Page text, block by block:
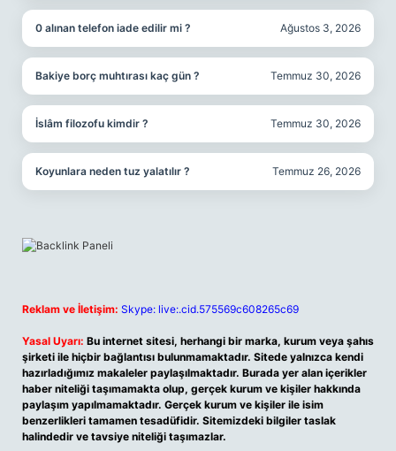
0 alınan telefon iade edilir mi ? Ağustos 3, 2026
Bakiye borç muhtırası kaç gün ? Temmuz 30, 2026
İslâm filozofu kimdir ? Temmuz 30, 2026
Koyunlara neden tuz yalatılır ? Temmuz 26, 2026
Reklam ve İletişim: Skype: live:.cid.575569c608265c69
Yasal Uyarı: Bu internet sitesi, herhangi bir marka, kurum veya şahıs
şirketi ile hiçbir bağlantısı bulunmamaktadır. Sitede yalnızca kendi
hazırladığımız makaleler paylaşılmaktadır. Burada yer alan içerikler
haber niteliği taşımamakta olup, gerçek kurum ve kişiler hakkında
paylaşım yapılmamaktadır. Gerçek kurum ve kişiler ile isim
benzerlikleri tamamen tesadüfidir. Sitemizdeki bilgiler taslak
halindedir ve tavsiye niteliği taşımazlar.